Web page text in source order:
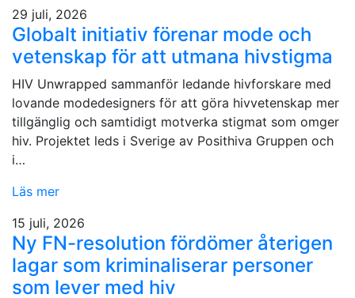
29 juli, 2026
Globalt initiativ förenar mode och
vetenskap för att utmana hivstigma
HIV Unwrapped sammanför ledande hivforskare med
lovande modedesigners för att göra hivvetenskap mer
tillgänglig och samtidigt motverka stigmat som omger
hiv. Projektet leds i Sverige av Posithiva Gruppen och
i…
Läs mer
15 juli, 2026
Ny FN-resolution fördömer återigen
lagar som kriminaliserar personer
som lever med hiv